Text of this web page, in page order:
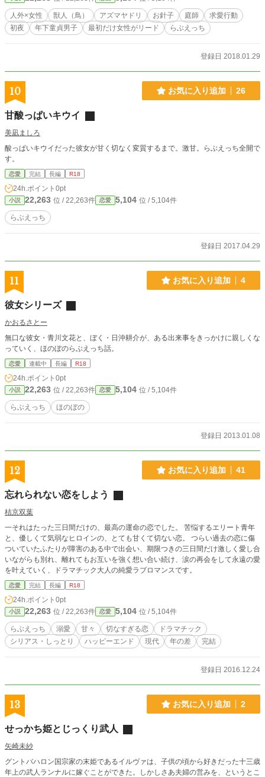
人外×女性 獣人（鳥） アズマヤドリ お針子 庭師
求愛行動
初夜
年下童貞男子 最初だけ女性がリード らぶえっち
登録日 2018.01.29
10 お気に入り追加 26
甘酸っぱいキウイ
美凪ましろ
酸っぱいキウイだった彼女が甘く切なく変質するまで。激甘。らぶえっち全開で
す。
恋愛 完結 長編 R18
24h.ポイント 0pt
小説 22,263 位 / 22,263件 恋愛 5,104 位 / 5,104件
らぶえっち
登録日 2017.04.29
11 お気に入り追加 4
彼女シリーズ
かおるさとー
無口な彼女・青川文花と、ぼく・日沖耕介が、ある出来事をきっかけに親しくな
っていく、ほのぼのらぶえっち話。
恋愛 連載中 長編 R18
24h.ポイント 0pt
小説 22,263 位 / 22,263件 恋愛 5,104 位 / 5,104件
らぶえっち ほのぼの
登録日 2013.01.08
12 お気に入り追加 41
忘れられない恋をしよう
桔京双葉
一それはたった三日間だけの、最高の運命の恋でした。 苦悩するエリート青年
と、優しくて気弱なヒロインの、とても甘くて切ない恋。 つらい過去の恋に傷
ついていたふたりが障害のある中で出会い、期限つきの三日間だけ激しく愛し合
いながらも別れ、離れてもお互いを強く想い合い続け、涙の再会をして永遠の愛
を叶えていく、ドラマチック大人の純愛ラブロマンスです。
恋愛 完結 長編 R18
24h.ポイント 0pt
小説 22,263 位 / 22,263件 恋愛 5,104 位 / 5,104件
らぶえっち 溺愛 甘々 切なすぎる恋
ドラマチック
シリアス・しっとり
ハッピーエンド 現代 年の差 完結
登録日 2016.12.24
13 お気に入り追加 2
せっかち姫とじっくり武人
矢崎未紗
グントバハロン国宗家の末姫であるイルヴァは、子供の頃から好きだった十三歳
年上の武人ランナルに嫁ぐことができた。しかしさあ夫婦の営みを、というとこ